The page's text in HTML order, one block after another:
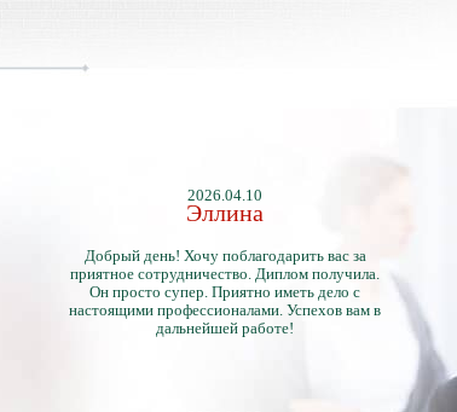
2026.04.10
Эллина
Добрый день! Хочу поблагодарить вас за
приятное сотрудничество. Диплом получила.
Он просто супер. Приятно иметь дело с
настоящими профессионалами. Успехов вам в
дальнейшей работе!